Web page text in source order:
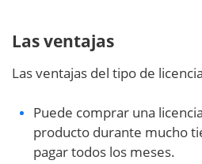
Las ventajas
Las ventajas del tipo de
Puede comprar una
producto durante mucho
pagar todos los meses.